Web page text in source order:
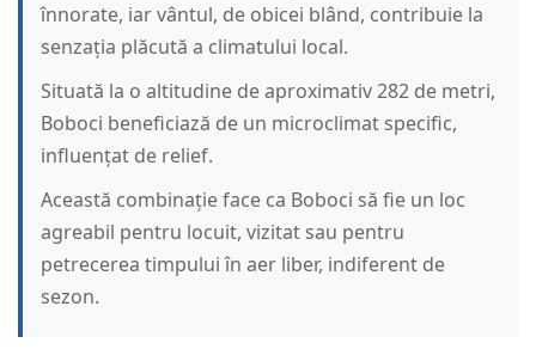
înnorate, iar vântul, de obicei blând, contribuie la
senzația plăcută a climatului local.
Situată la o altitudine de aproximativ 282 de metri,
Boboci beneficiază de un microclimat specific,
influențat de relief.
Această combinație face ca Boboci să fie un loc
agreabil pentru locuit, vizitat sau pentru
petrecerea timpului în aer liber, indiferent de
sezon.